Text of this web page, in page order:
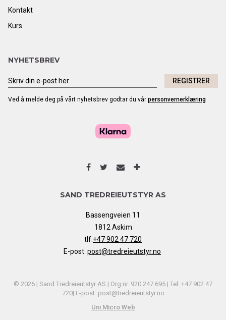
Kontakt
Kurs
NYHETSBREV
REGISTRER
Ved å melde deg på vårt nyhetsbrev godtar du vår personvernerklæring
SAND TREDREIEUTSTYR AS
Bassengveien 11
1812 Askim
tlf. +47 902 47 720
E-post: post@tredreieutstyr.no
© 2026 | Sand Tredreieutstyr AS | Org.nr. 920 247 695 | Tel: +47 902 47
720| E-post: post@tredreieutstyr.no
Uni Micro Web